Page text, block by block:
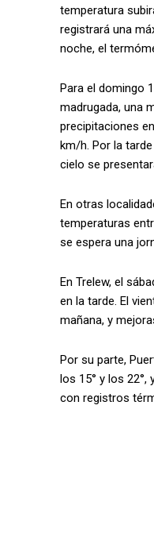
temperatura
registrará una
noche, el
Para el domingo
madrugada, una
precipitaciones
km/h. Por la
cielo se
En otras
temperaturas
se espera una
En Trelew, el
en la tarde. El
mañana, y
Por su parte,
los 15° y los 22°,
con registros